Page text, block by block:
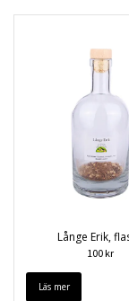
Långe Erik,
100 kr
Läs mer